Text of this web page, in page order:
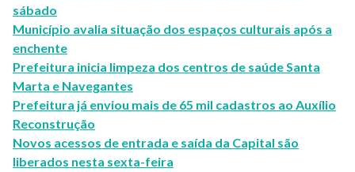
sábado
Município avalia situação dos espaços culturais após a
enchente
Prefeitura inicia limpeza dos centros de saúde Santa
Marta e Navegantes
Prefeitura já enviou mais de 65 mil cadastros ao Auxílio
Reconstrução
Novos acessos de entrada e saída da Capital são
liberados nesta sexta-feira